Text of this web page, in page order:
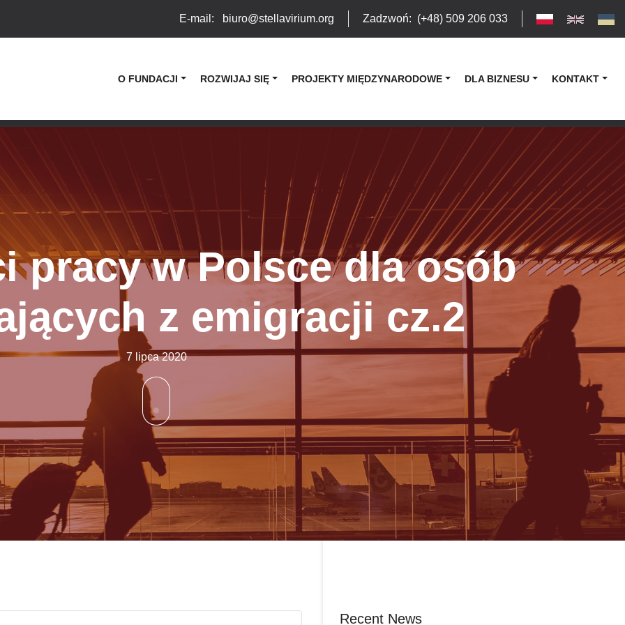
E-mail: biuro@stellavirium.org Zadzwoń: (+48) 509 206 033
O FUNDACJI ROZWIJAJ SIĘ PROJEKTY MIĘDZYNARODOWE DLA BIZNESU KONTAKT
pracy w Polsce dla osób
z emigracji cz.2
7 lipca 2020
Recent News